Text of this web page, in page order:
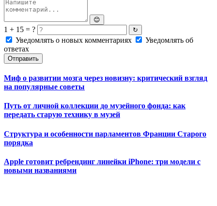
😊
1 + 15 = ? ↻
Уведомлять о новых комментариях
Уведомлять об
ответах
Отправить
Миф о развитии мозга через новизну: критический взгляд
на популярные советы
Путь от личной коллекции до музейного фонда: как
передать старую технику в музей
Структура и особенности парламентов Франции Старого
порядка
Apple готовит ребрендинг линейки iPhone: три модели с
новыми названиями